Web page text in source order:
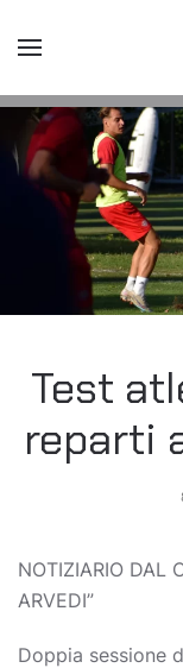
Test
reparti
NOTIZIARIO DAL
ARVEDI”
Doppia sessione